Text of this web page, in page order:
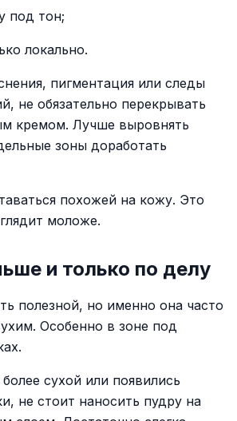
под тон;
локально.
пигментация или следы
не обязательно перекрывать
кремом. Лучше выровнять
зоны доработать
похожей на кожу. Это
моложе.
и только по делу
полезной, но именно она часто
Особенно в зоне под
сухой или появились
не стоит наносить пудру на